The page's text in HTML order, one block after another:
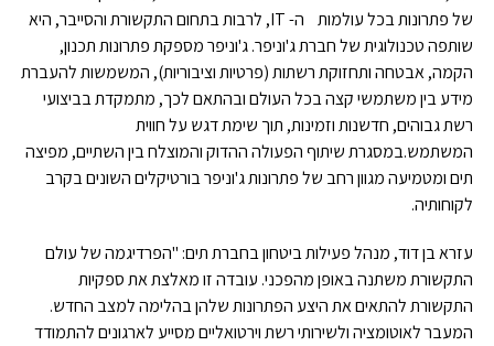
של פתרונות בכל עולמות ה-,IT לרבות בתחום התקשורת והסייבר, היא
שותפהטכנולוגית של חברת ג'וניפר. ג'וניפרמספקת פתרונות תכנון,
הקמה, אבטחה ותחזוקת רשתות (פרטיות וציבוריות), המשמשות להעברת
מידע בין משתמשי קצה בכל העולם ובהתאם לכך, מתמקדת בביצועי
רשת גבוהים, חדשנות וזמינות, תוך שימת דגש על חווית
המשתמש.במסגרת שיתוף הפעולה ההדוק והמוצלח בין השתיים, מפיצה
תים ומטמיעה מגוון רחב של פתרונות ג'וניפר בורטיקלים השונים בקרב
לקוחותיה.
עזרא בן דוד, מנהל פעילות ביטחון בחברת תים: "הפרדיגמה של עולם
התקשורת משתנה באופן מהפכני. עובדה זו מאלצת את ספקיות
התקשורת להתאים את היצע הפתרונות שלהן בהלימה למצב החדש.
המעבר לאוטומציה ולשירותי רשת וירטואליים מסייע לארגונים להתמודד